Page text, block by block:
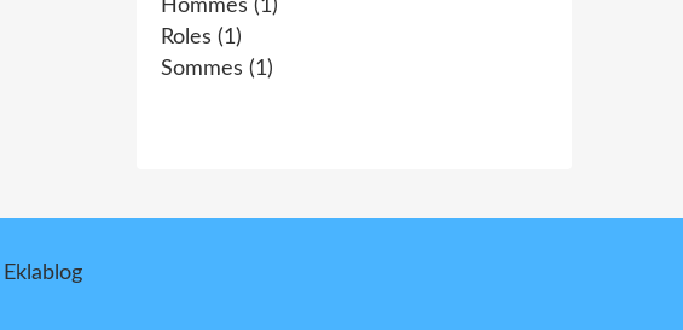
Hommes (1)
Roles (1)
Sommes (1)
Eklablog